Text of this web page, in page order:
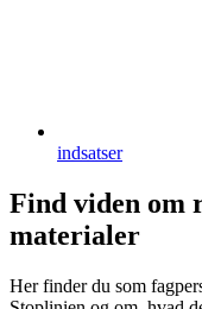
indsatser
Find viden om
materialer
Her finder du som